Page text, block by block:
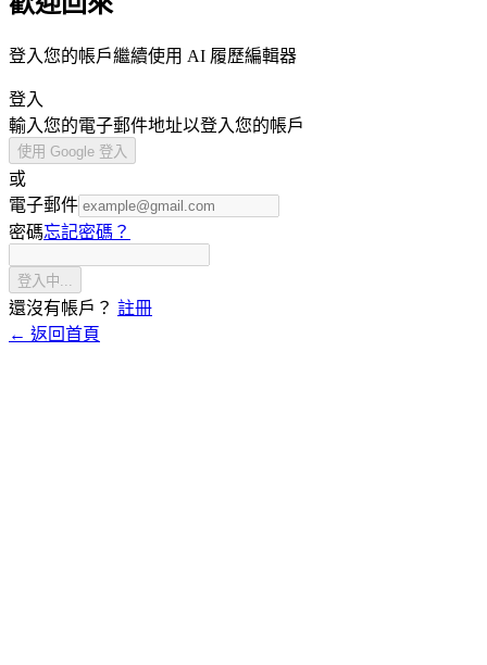
登入您的帳戶繼續使用 AI 履歷編輯器
登入
輸入您的電子郵件地址以登入您的帳戶
使用 Google 登入
或
電子郵件
密碼忘記密碼？
登入中...
還沒有帳戶？ 註冊
← 返回首頁